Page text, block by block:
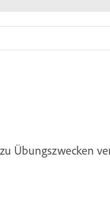
Übungszwecken